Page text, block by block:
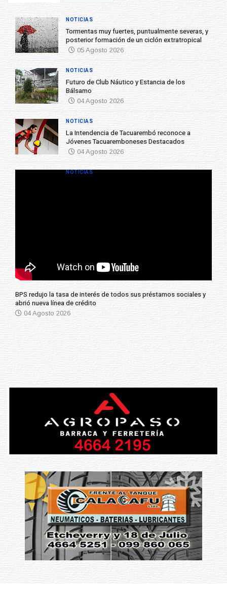
Tormentas muy fuertes, puntualmente severas, y
posterior formación de un ciclón extratropical
05 Agosto 2026
NOTICIAS
Futuro de Club Náutico y Estancia de los
Bálsamo
04 Agosto 2026
NOTICIAS
La Intendencia de Tacuarembó reconoce a
Jóvenes Tacuaremboneses Destacados
04 Agosto 2026
NOTICIAS
BPS redujo la tasa de interés de todos sus préstamos sociales y
abrió nueva línea de crédito
04 Agosto 2026
NOTICIAS